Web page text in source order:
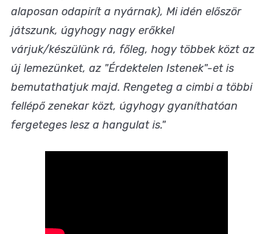
alaposan odapirít a nyárnak), Mi idén először
játszunk, úgyhogy nagy erőkkel
várjuk/készülünk rá, főleg, hogy többek közt az
új lemezünket, az "Érdektelen Istenek"-et is
bemutathatjuk majd. Rengeteg a cimbi a többi
fellépő zenekar közt, úgyhogy gyaníthatóan
fergeteges lesz a hangulat is."